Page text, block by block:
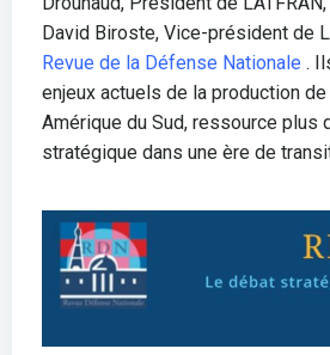
David Biroste, Vice-président de
Revue de la Défense Nationale .
enjeux actuels de la production
Amérique du Sud, ressource plus
stratégique dans une ère de